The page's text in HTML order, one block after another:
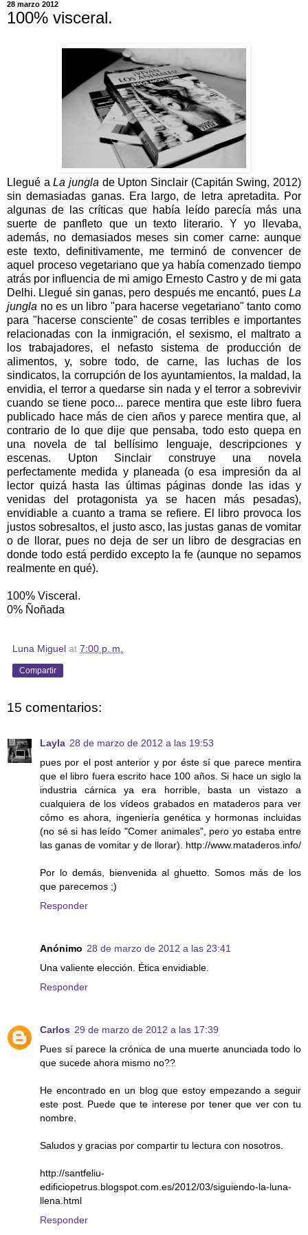
28 marzo 2012
100% visceral.
Llegué aLa jungla de Upton Sinclair (Capitán Swing, 2012)
sin demasiadas ganas. Era largo, de letra apretadita. Por
algunas de las críticas que había leído parecía más una
suerte de panfleto que un texto literario. Y yo llevaba,
además, no demasiados meses sin comer carne: aunque
este texto, definitivamente, me terminó de convencer de
aquel proceso vegetariano que ya había comenzado tiempo
atrás por influencia de mi amigo Ernesto Castro y de mi gata
Delhi. Llegué sin ganas, pero después me encantó, pues La
jungla no es un libro "para hacerse vegetariano" tanto como
para "hacerse consciente" de cosas terribles e importantes
relacionadas con la inmigración, el sexismo, el maltrato a
los trabajadores, el nefasto sistema de producción de
alimentos, y, sobre todo, de carne, las luchas de los
sindicatos, la corrupción de los ayuntamientos, la maldad, la
envidia, el terror a quedarse sin nada y el terror a sobrevivir
cuando se tiene poco... parece mentira que este libro fuera
publicado hace más de cien años y parece mentira que, al
contrario de lo que dije que pensaba, todo esto quepa en
una novela de tal bellísimo lenguaje, descripciones y
escenas. Upton Sinclair construye una novela
perfectamente medida y planeada (o esa impresión da al
lector quizá hasta las últimas páginas donde las idas y
venidas del protagonista ya se hacen más pesadas),
envidiable a cuanto a trama se refiere. El libro provoca los
justos sobresaltos, el justo asco, las justas ganas de vomitar
o de llorar, pues no deja de ser un libro de desgracias en
donde todo está perdido excepto la fe (aunque no sepamos
realmente en qué).
100% Visceral.
0% Ñoñada
Luna Miguel at 7:00 p. m.
Compartir
15 comentarios:
Layla 28 de marzo de 2012 a las 19:53
pues por el post anterior y por éste sí que parece mentira
que el libro fuera escrito hace 100 años. Si hace un siglo la
industria cárnica ya era horrible, basta un vistazo a
cualquiera de los vídeos grabados en mataderos para ver
cómo es ahora, ingeniería genética y hormonas incluidas
(no sé si has leído "Comer animales", pero yo estaba entre
las ganas de vomitar y de llorar). http://www.mataderos.info/
Por lo demás, bienvenida al ghuetto. Somos más de los
que parecemos ;)
Responder
Anónimo 28 de marzo de 2012 a las 23:41
Una valiente elección. Ética envidiable.
Responder
Carlos 29 de marzo de 2012 a las 17:39
Pues sí parece la crónica de una muerte anunciada todo lo
que sucede ahora mismo no??
He encontrado en un blog que estoy empezando a seguir
este post. Puede que te interese por tener que ver con tu
nombre.
Saludos y gracias por compartir tu lectura con nosotros.
http://santfeliu-
edificiopetrus.blogspot.com.es/2012/03/siguiendo-la-luna-
llena.html
Responder